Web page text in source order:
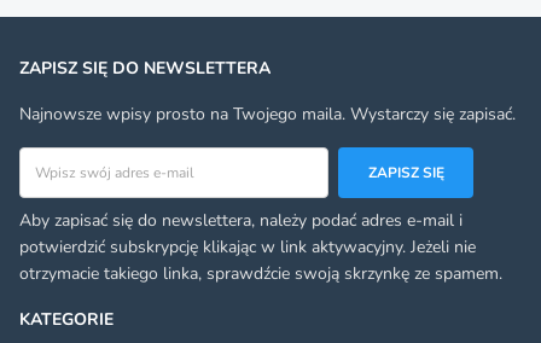
KATEGORIE
ZAPISZ SIĘ DO NEWSLETTERA
Najnowsze wpisy prosto na Twojego maila. Wystarczy się zapisać.
ZAPISZ SIĘ
Aby zapisać się do newslettera, należy podać adres e-mail i
potwierdzić subskrypcję klikając w link aktywacyjny. Jeżeli nie
otrzymacie takiego linka, sprawdźcie swoją skrzynkę ze spamem.